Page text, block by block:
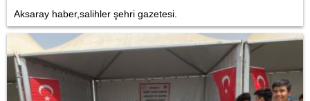
Aksaray haber,salihler şehri gazetesi.